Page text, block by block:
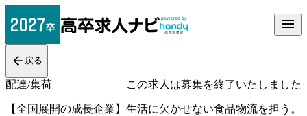
戻る
配達/集荷 この求人は募集を終了いたしました
【全国展開の成長企業】生活に欠かせない食品物流を担う。